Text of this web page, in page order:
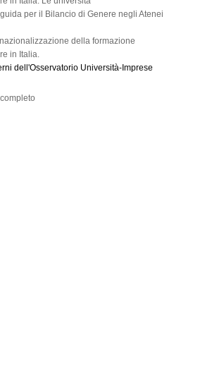
per il Bilancio di Genere negli Atenei
della formazione
in Italia.
dell'Osservatorio Università-Imprese